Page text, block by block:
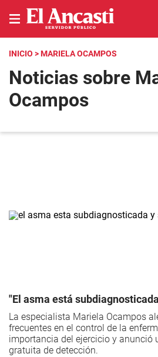
INICIO > MARIELA OCAMPOS
Noticias sobre
Ocampos
"El asma está
La especialista Mariela Ocampos
frecuentes en el control de la
importancia del ejercicio y anunció
gratuita de detección.